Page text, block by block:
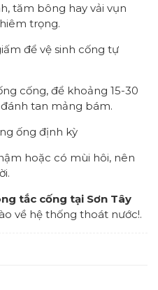
tăm bông hay vải vụn
trọng.
để vệ sinh cống tự
cống, để khoảng 15-30
tan mảng bám.
ống định kỳ
hoặc có mùi hôi, nên
tắc cống tại Sơn Tây
về hệ thống thoát nước!.